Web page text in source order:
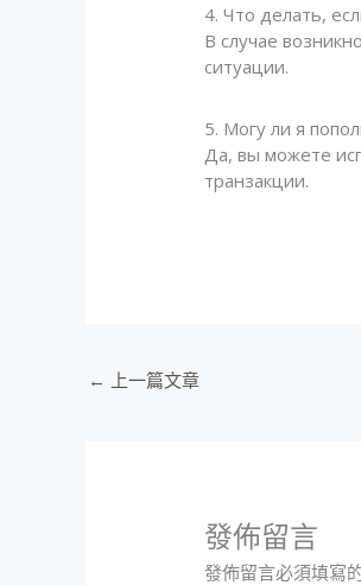
4. Что делать,
В случае
ситуации.
5. Могу ли я
Да, вы можете
транзакции.
← 上一篇文章
發佈留言
發佈留言必須填寫